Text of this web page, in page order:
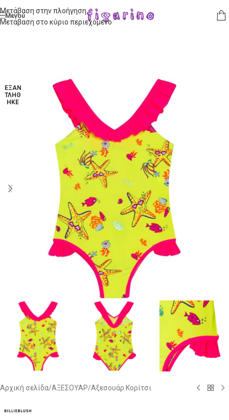
Μετάβαση στην πλοήγηση
Μετάβαση στο κύριο περιεχόμενο
Μενού
ΕΞΑΝ
ΤΛΉΘ
ΗΚΕ
Αρχική σελίδα/ΑΞΕΣΟΥΑΡ/Αξεσουάρ Κορίτσι